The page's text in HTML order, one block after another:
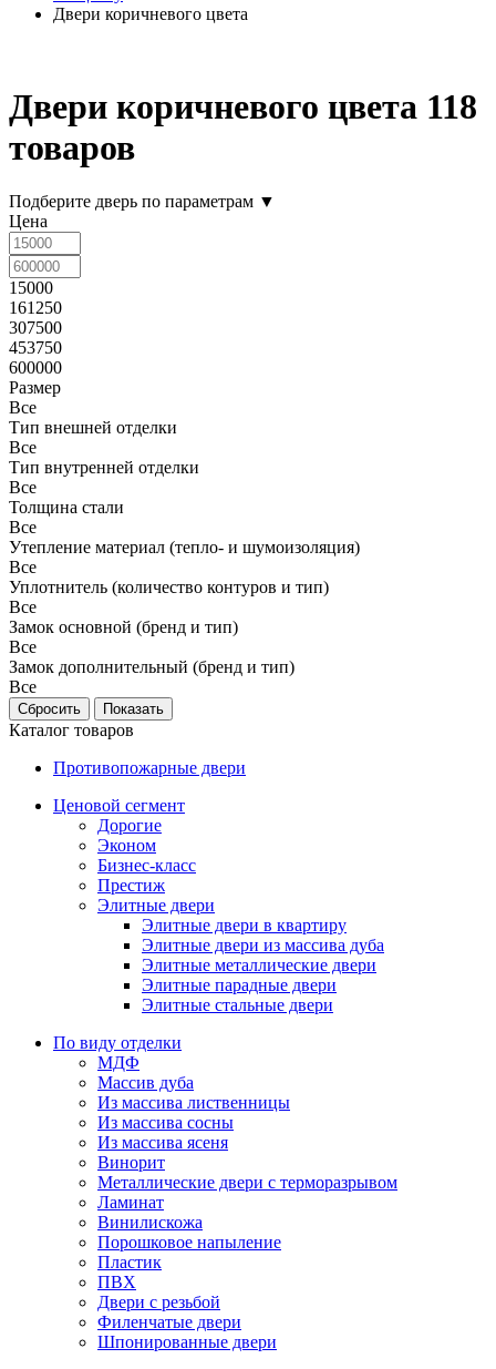
Двери коричневого цвета
Двери коричневого цвета 118
товаров
Подберите дверь по параметрам ▼
Цена
15000
161250
307500
453750
600000
Размер
Все
Тип внешней отделки
Все
Тип внутренней отделки
Все
Толщина стали
Все
Утепление материал (тепло- и шумоизоляция)
Все
Уплотнитель (количество контуров и тип)
Все
Замок основной (бренд и тип)
Все
Замок дополнительный (бренд и тип)
Все
Каталог товаров
Противопожарные двери
Ценовой сегмент
Дорогие
Эконом
Бизнес-класс
Престиж
Элитные двери
Элитные двери в квартиру
Элитные двери из массива дуба
Элитные металлические двери
Элитные парадные двери
Элитные стальные двери
По виду отделки
МДФ
Массив дуба
Из массива лиственницы
Из массива сосны
Из массива ясеня
Винорит
Металлические двери с терморазрывом
Ламинат
Винилискожа
Порошковое напыление
Пластик
ПВХ
Двери с резьбой
Филенчатые двери
Шпонированные двери